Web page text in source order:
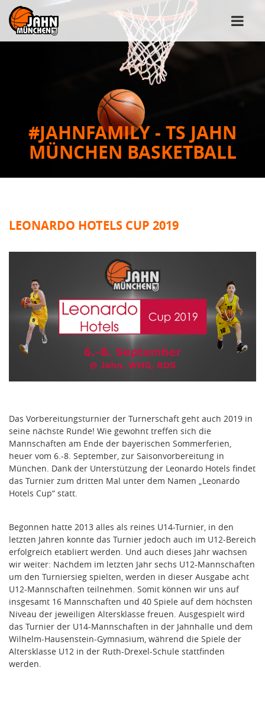
#JAHNFAMILY - TS JAHN
MÜNCHEN BASKETBALL
LEONARDO HOTELS CUP 2019
Das Vorbereitungsturnier der Turnerschaft geht auch 2019 in
seine nächste Runde! Wie gewohnt treffen sich die
Mannschaften am Ende der bayerischen Sommerferien,
heuer vom 6.-8. September, zur Saisonvorbereitung in
München. Dank der Unterstützung der Leonardo Hotels findet
das Turnier zum dritten Mal unter dem Namen „Leonardo
Hotels Cup“ statt.
Begonnen hatte 2013 alles als reines U14-Turnier, in den
letzten Jahren konnte das Turnier jedoch auch im U12-Bereich
erfolgreich etabliert werden. Und auch dieses Jahr wachsen
wir weiter: Nachdem im letzten Jahr sechs U12-Mannschaften
um den Turniersieg spielten, werden in dieser Ausgabe acht
U12-Mannschaften teilnehmen. Somit können wir uns auf
insgesamt 16 Mannschaften und 40 Spiele auf dem höchsten
Niveau der jeweiligen Altersklasse freuen. Ausgespielt wird
das Turnier der U14-Mannschaften in der Jahnhalle und dem
Wilhelm-Hausenstein-Gymnasium, während die Spiele der
Altersklasse U12 in der Ruth-Drexel-Schule stattfinden
werden.